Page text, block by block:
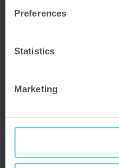
Preferences
Statistics
Marketing